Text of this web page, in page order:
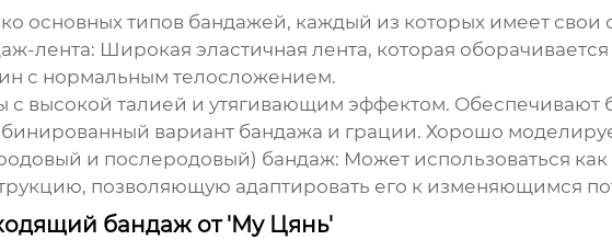
основных типов бандажей, каждый из которых имеет свои
лента: Широкая эластичная лента, которая
с нормальным телосложением.
с высокой талией и утягивающим эффектом. Обеспечивают
вариант бандажа и грации. Хорошо
и послеродовый) бандаж: Может использоваться
позволяющую адаптировать его к изменяющимся
бандаж от 'Му Цянь'